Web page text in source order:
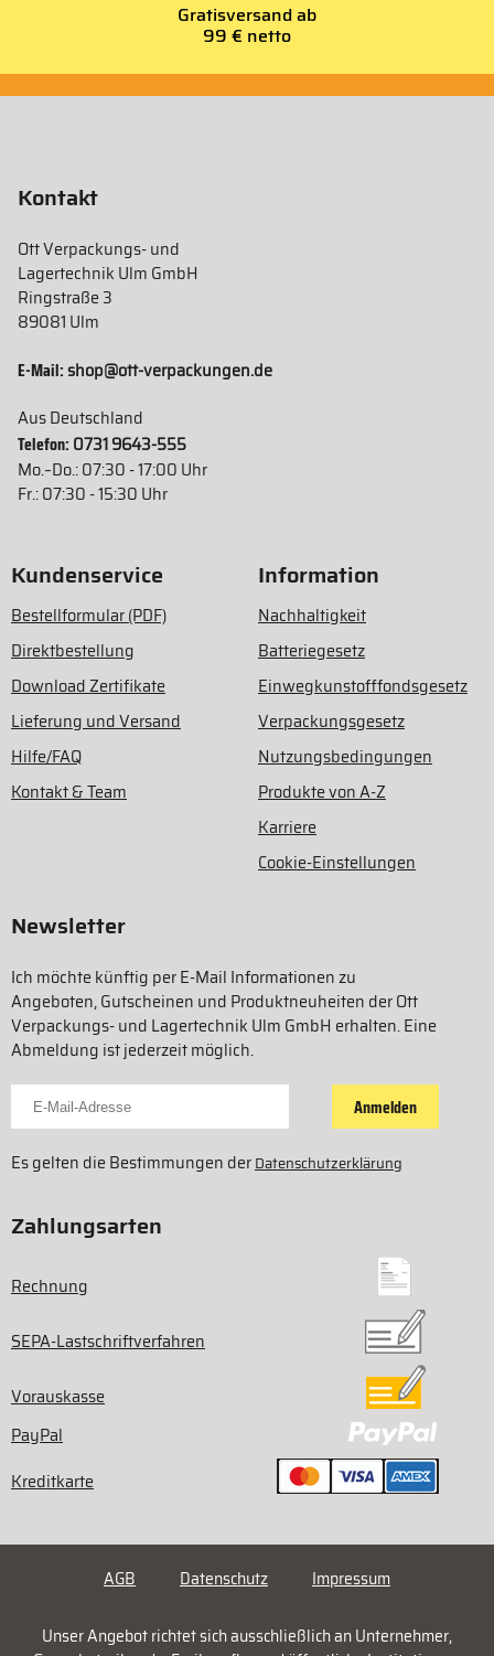
Gratisversand ab
99 € netto
Kontakt
Ott Verpackungs- und
Lagertechnik Ulm GmbH
Ringstraße 3
89081 Ulm
E-Mail:shop@ott-verpackungen.de
Aus Deutschland
Telefon: 0731 9643-555
Mo.–Do.: 07:30 - 17:00 Uhr
Fr.: 07:30 - 15:30 Uhr
Kundenservice
Bestellformular (PDF)
Direktbestellung
Download Zertifikate
Lieferung und Versand
Hilfe/FAQ
Kontakt & Team
Information
Nachhaltigkeit
Batteriegesetz
Einwegkunstofffondsgesetz
Verpackungsgesetz
Nutzungsbedingungen
Produkte von A-Z
Karriere
Cookie-Einstellungen
Newsletter
Ich möchte künftig per E-Mail Informationen zu
Angeboten, Gutscheinen und Produktneuheiten der Ott
Verpackungs- und Lagertechnik Ulm GmbH erhalten. Eine
Abmeldung ist jederzeit möglich.
Für Newsletter anmelden
Anmelden
Es gelten die Bestimmungen derDatenschutzerklärung
Zahlungsarten
Rechnung
SEPA-Lastschriftverfahren
Vorauskasse
PayPal
Kreditkarte
AGB Datenschutz Impressum
Unser Angebot richtet sich ausschließlich an Unternehmer,